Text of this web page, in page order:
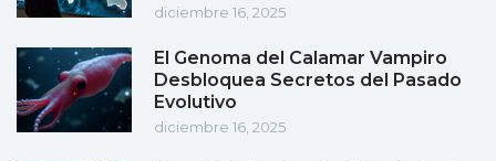
diciembre 16, 2025
El Genoma del Calamar Vampiro
Desbloquea Secretos del Pasado
Evolutivo
diciembre 16, 2025